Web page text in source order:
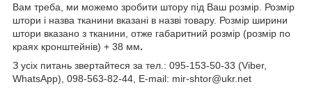
Вам треба, ми можемо зробити штору під Ваш розмір. Розмір
штори і назва тканини вказані в назві товару. Розмір ширини
штори вказано з тканини, отже габаритний розмір (розмір по
краях кронштейнів) + 38 мм.
З усіх питань звертайтеся за тел.: 095-153-50-33 (Viber,
WhatsApp), 098-563-82-44, E-mail: mir-shtor@ukr.net